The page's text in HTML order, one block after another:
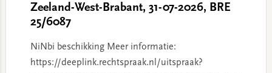
Zeeland-West-Brabant, 31-07-2026, BRE
25/6087
NiNbi beschikking Meer informatie:
https://deeplink.rechtspraak.nl/uitspraak?